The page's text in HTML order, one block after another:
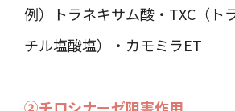
例）トラネキサム酸・TXC（ト
チル塩酸塩）・カモミラET